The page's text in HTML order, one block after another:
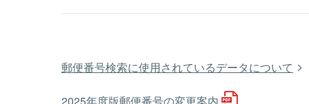
郵便番号検索に使用されているデータについて